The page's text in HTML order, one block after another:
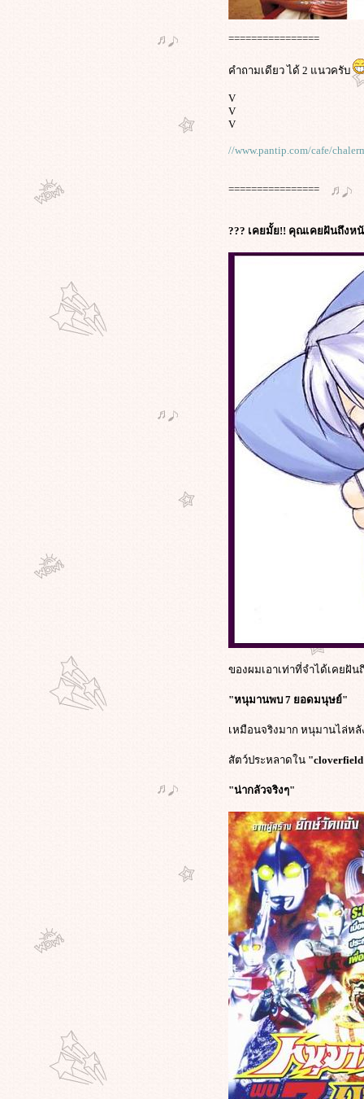
================
คำถามเดียว ได้ 2 แนวครับ
V
V
V
//www.pantip.com/cafe/
================
??? เคยมั้ย!! คุณเคยฝันถึงห
ของผมเอาเท่าที่จำได้เคยฝัน
"หนุมานพบ 7 ยอดมนุษย์"
เหมือนจริงมาก หนุมานไล่หลั
สัตว์ประหลาดใน
"น่ากลัวจริงๆ"